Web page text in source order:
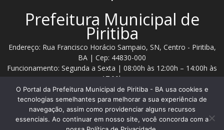
Prefeitura Municipal de
Piritiba
Endereço: Rua Francisco Horácio Sampaio, SN, Centro - Piritiba,
BA | Cep: 44830-000
Funcionamento: Segunda a Sexta | 08:00h às 12:00h – 14:00h às
17:00h
Telefone: (74) 3628 - 2111 / 3628 - 2153
Contato:comunicacao@piritiba.ba.gov.br
O Portal da Prefeitura Municipal de Piritiba - BA usa cookies e
tecnologias semelhantes para melhorar a sua experiência de
navegação, assim como providenciar alguns recursos
essenciais. Ao continuar em nosso site, você concorda com a